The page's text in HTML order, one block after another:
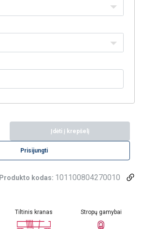
Įdėti į krepšelį
Prisijungti
Produkto kodas: 101100804270010
Tiltinis kranas Stropų gamybai